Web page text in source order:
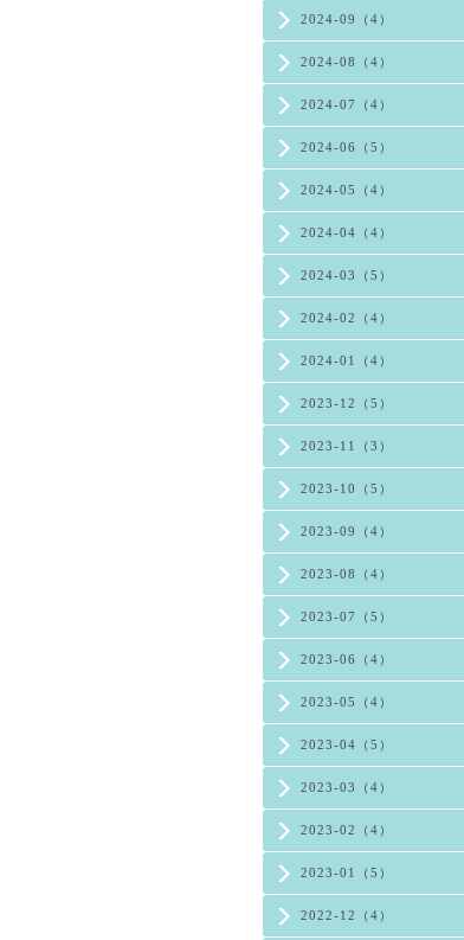
2024-09（4）
2024-08（4）
2024-07（4）
2024-06（5）
2024-05（4）
2024-04（4）
2024-03（5）
2024-02（4）
2024-01（4）
2023-12（5）
2023-11（3）
2023-10（5）
2023-09（4）
2023-08（4）
2023-07（5）
2023-06（4）
2023-05（4）
2023-04（5）
2023-03（4）
2023-02（4）
2023-01（5）
2022-12（4）